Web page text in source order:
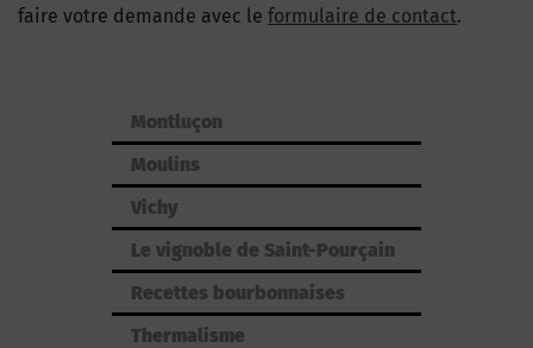
faire votre demande avec le formulaire de contact.
Montluçon
Moulins
Vichy
Le vignoble de Saint-Pourçain
Recettes bourbonnaises
Thermalisme